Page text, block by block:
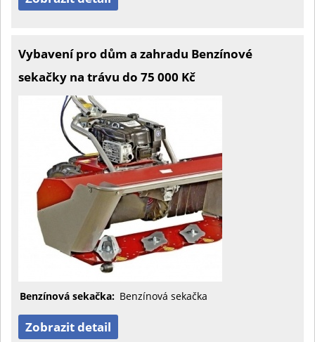
Vybavení pro dům a zahradu Benzínové
sekačky na trávu do 75 000 Kč
Benzínová sekačka: Benzínová sekačka
Zobrazit detail